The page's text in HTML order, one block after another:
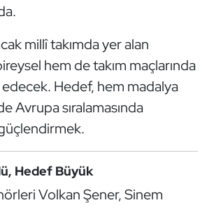
millî takımda yer alan
hem de takım maçlarında
Hedef, hem madalya
Avrupa sıralamasında
Hedef Büyük
Volkan Şener, Sinem